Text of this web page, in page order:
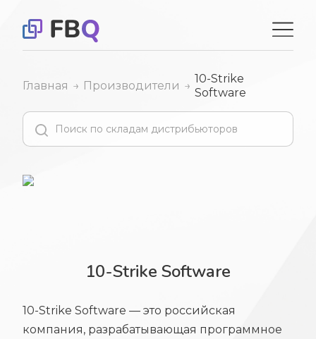
Главная Производители
10-Strike
Software
10-Strike Software
10-Strike Software — это российская
компания, разрабатывающая программное